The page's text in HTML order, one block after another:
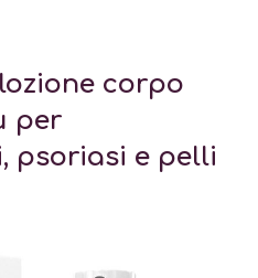
lozione corpo
per
psoriasi e pelli